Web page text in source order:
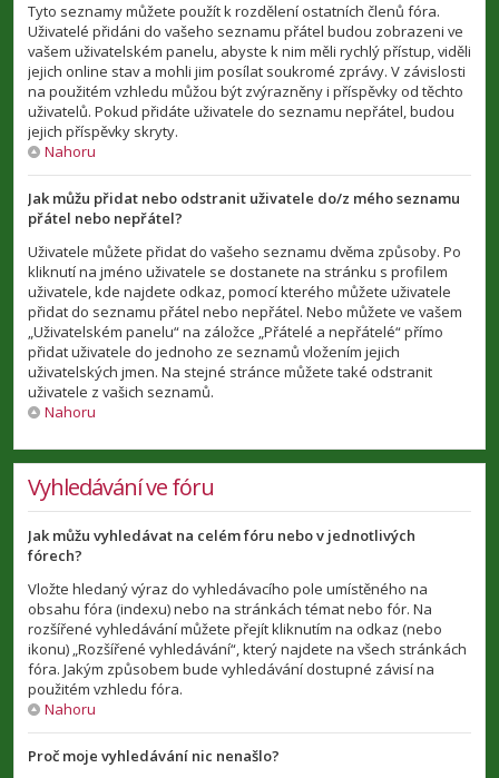
Tyto seznamy můžete použít k rozdělení ostatních členů fóra.
Uživatelé přidáni do vašeho seznamu přátel budou zobrazeni ve
vašem uživatelském panelu, abyste k nim měli rychlý přístup, viděli
jejich online stav a mohli jim posílat soukromé zprávy. V závislosti
na použitém vzhledu můžou být zvýrazněny i příspěvky od těchto
uživatelů. Pokud přidáte uživatele do seznamu nepřátel, budou
jejich příspěvky skryty.
Nahoru
Jak můžu přidat nebo odstranit uživatele do/z mého seznamu
přátel nebo nepřátel?
Uživatele můžete přidat do vašeho seznamu dvěma způsoby. Po
kliknutí na jméno uživatele se dostanete na stránku s profilem
uživatele, kde najdete odkaz, pomocí kterého můžete uživatele
přidat do seznamu přátel nebo nepřátel. Nebo můžete ve vašem
„Uživatelském panelu“ na záložce „Přátelé a nepřátelé“ přímo
přidat uživatele do jednoho ze seznamů vložením jejich
uživatelských jmen. Na stejné stránce můžete také odstranit
uživatele z vašich seznamů.
Nahoru
Vyhledávání ve fóru
Jak můžu vyhledávat na celém fóru nebo v jednotlivých
fórech?
Vložte hledaný výraz do vyhledávacího pole umístěného na
obsahu fóra (indexu) nebo na stránkách témat nebo fór. Na
rozšířené vyhledávání můžete přejít kliknutím na odkaz (nebo
ikonu) „Rozšířené vyhledávání“, který najdete na všech stránkách
fóra. Jakým způsobem bude vyhledávání dostupné závisí na
použitém vzhledu fóra.
Nahoru
Proč moje vyhledávání nic nenašlo?